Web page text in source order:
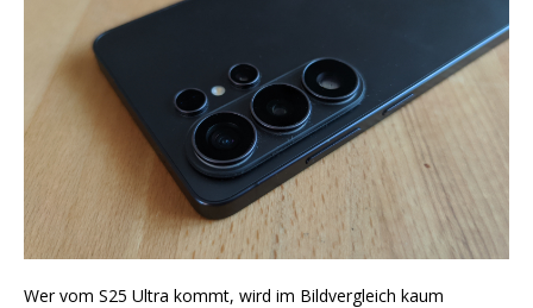
Wer vom S25 Ultra kommt, wird im Bildvergleich kaum